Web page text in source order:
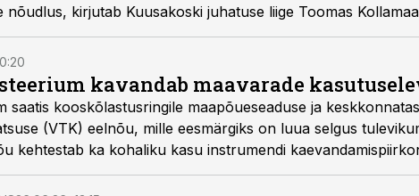
nõudlus, kirjutab Kuusakoski juhatuse liige Toomas
kavandab maavarade
saatis kooskõlastusringile maapõueseaduse ja
(VTK) eelnõu, mille eesmärgiks on luua selgus
kehtestab ka kohaliku kasu instrumendi